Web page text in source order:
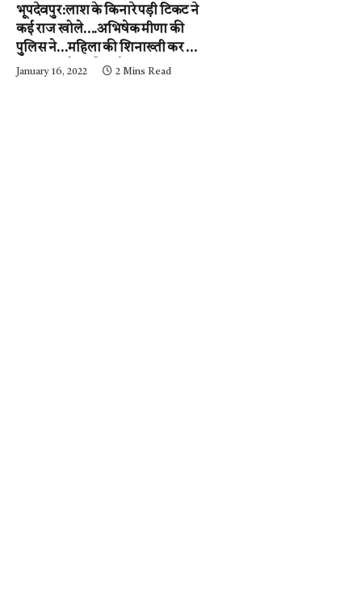
भूपदेवपुर:लाश के किनारे पड़ी टिकट ने
कई राज खोले….अभिषेक मीणा की
पुलिस ने…महिला की शिनाख्ती कर ली.
….अब आरोपी की गर्दन तक जल्द ही
January 16, 2022 2 Mins Read